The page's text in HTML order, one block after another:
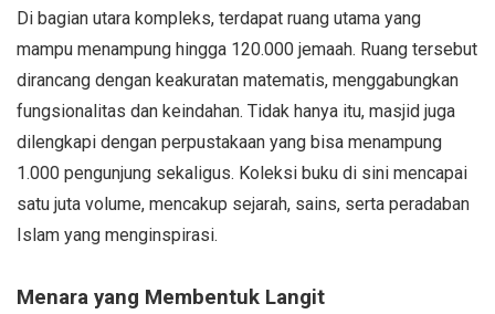
Di bagian utara kompleks, terdapat ruang utama yang
mampu menampung hingga 120.000 jemaah. Ruang tersebut
dirancang dengan keakuratan matematis, menggabungkan
fungsionalitas dan keindahan. Tidak hanya itu, masjid juga
dilengkapi dengan perpustakaan yang bisa menampung
1.000 pengunjung sekaligus. Koleksi buku di sini mencapai
satu juta volume, mencakup sejarah, sains, serta peradaban
Islam yang menginspirasi.
Menara yang Membentuk Langit